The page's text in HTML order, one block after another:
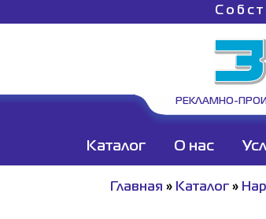
РЕКЛАМНО-
Каталог О нас
Главная » Каталог»